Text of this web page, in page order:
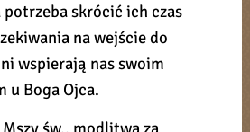
skrócić ich czas
na wejście do
wspierają nas swoim
u Boga Ojca.